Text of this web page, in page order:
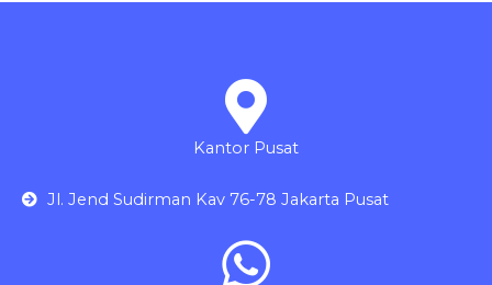
Kantor Pusat
Jl. Jend Sudirman Kav 76-78 Jakarta Pusat